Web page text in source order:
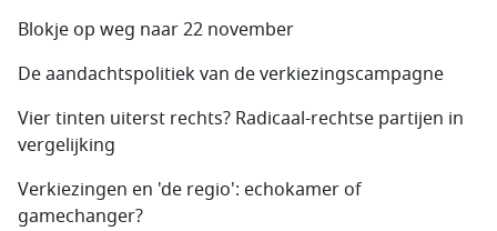
Blokje op weg naar 22 november
De aandachtspolitiek van de verkiezingscampagne
Vier tinten uiterst rechts? Radicaal-rechtse partijen in
vergelijking
Verkiezingen en 'de regio': echokamer of
gamechanger?